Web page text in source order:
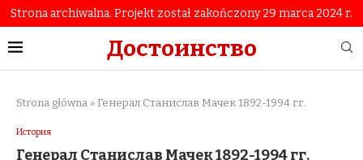
Strona archiwalna. Projekt został zakończony 29 marca 2024 r.
Достоинство
Strona główna » Генерал Станислав Мачек 1892-1994 гг.
История
Генерал Станислав Мачек 1892-1994 гг.